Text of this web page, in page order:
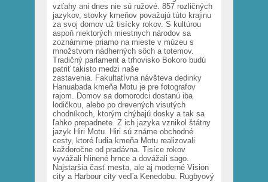
vzťahy ani dnes nie sú ružové. 857 rozličných
jazykov, stovky kmeňov považujú túto krajinu
za svoj domov už tisícky rokov. S kultúrou
aspoň niektorých miestnych národov sa
zoznámime priamo na mieste v múzeu s
množstvom nádherných sôch a totemov.
Tradičný parlament a trhovisko Bokoro budú
patriť takisto medzi naše
zastavenia. Fakultatívna návšteva dedinky
Hanuabada kmeňa Motu je pre fotografov
rajom. Domov sa domorodci dostanú iba
lodičkou, alebo po drevených visutých
chodníkoch, ktorým chýbajú dosky a tak sa
ľahko prepadnete. Z ich jazyka vznikol štátny
jazyk Hiri Motu. Hiri sú známe obchodné
cesty, ktoré ľudia kmeňa Motu realizovali
každoročne od pradávna. Tisíce rokov
vyvážali hlinené hrnce a dovážali sago.
Najstaršia časť mesta, ale aj moderné Vision
city a Harbour city vedľa Kenedobu. Rugbyový